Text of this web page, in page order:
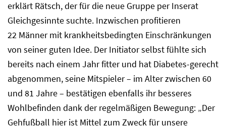
erklärt Rätsch, der für die neue Gruppe per Inserat
Gleichgesinnte suchte. Inzwischen profitieren
22 Männer mit krankheitsbedingten Einschränkungen
von seiner guten Idee. Der Initiator selbst fühlte sich
bereits nach einem Jahr fitter und hat Diabetes-gerecht
abgenommen, seine Mitspieler – im Alter zwischen 60
und 81 Jahre – bestätigen ebenfalls ihr besseres
Wohlbefinden dank der regelmäßigen Bewegung: „Der
Gehfußball hier ist Mittel zum Zweck für unsere